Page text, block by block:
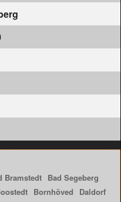
Bramstedt Bad Segeberg
Bornhöved
Daldorf